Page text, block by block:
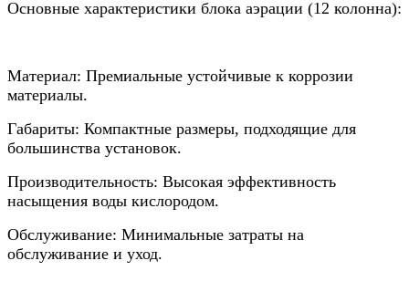
Основные характеристики блока аэрации (12 колонна):
Материал: Премиальные устойчивые к коррозии
материалы.
Габариты: Компактные размеры, подходящие для
большинства установок.
Производительность: Высокая эффективность
насыщения воды кислородом.
Обслуживание: Минимальные затраты на
обслуживание и уход.